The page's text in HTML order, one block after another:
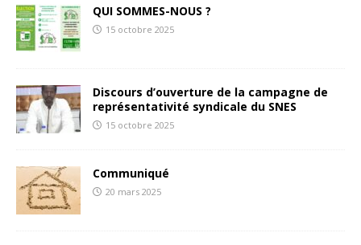
QUI SOMMES-NOUS ?
15 octobre 2025
Discours d’ouverture de la campagne de
représentativité syndicale du SNES
15 octobre 2025
Communiqué
20 mars 2025